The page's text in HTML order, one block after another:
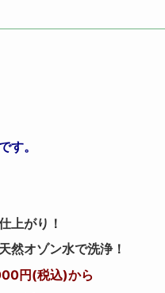
す。
上がり！
然オゾン水で洗浄！
円(税込)から